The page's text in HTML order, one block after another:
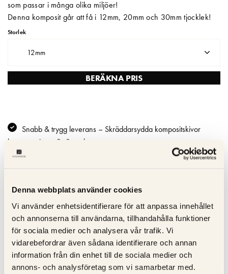
Denna webbplats använder cookies
Vi använder enhetsidentifierare för att anpassa innehållet
och annonserna till användarna, tillhandahålla funktioner
för sociala medier och analysera vår trafik. Vi
vidarebefordrar även sådana identifierare och annan
information från din enhet till de sociala medier och
annons- och analysföretag som vi samarbetar med.
Matberedare & Mixer
som passar i många olika miljöer!
Denna komposit går att få i 12mm, 20mm och 30mm tjocklek!
Storlek
12mm
BERÄKNA PRIS
Snabb & trygg leverans – Skräddarsydda kompositskivor
levereras inom 2–3 veckor
Hållbar och lätt att underhålla - Reptålig; icke-porös och lätt att
hektiska kök
Hanterar måttlig värme – använd alltid underlägg för att
undvika skador
Full service – Kitchens.se sköter mätning; leverans och
installation försäkrad i Norden